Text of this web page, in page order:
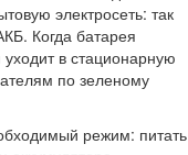
электросеть: так
Когда батарея
в стационарную
по зеленому
режим: питать